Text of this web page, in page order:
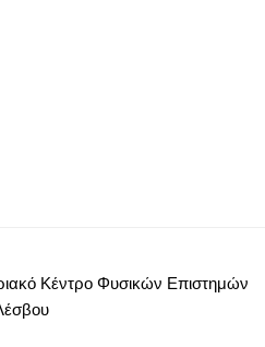
Κέντρο Φυσικών Επιστημών